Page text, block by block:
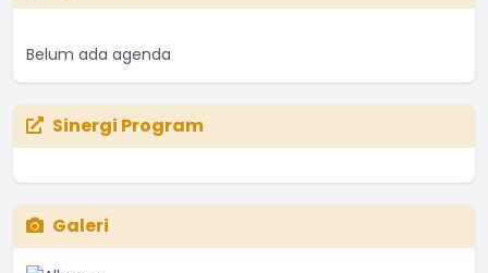
Belum ada agenda
Sinergi Program
Galeri